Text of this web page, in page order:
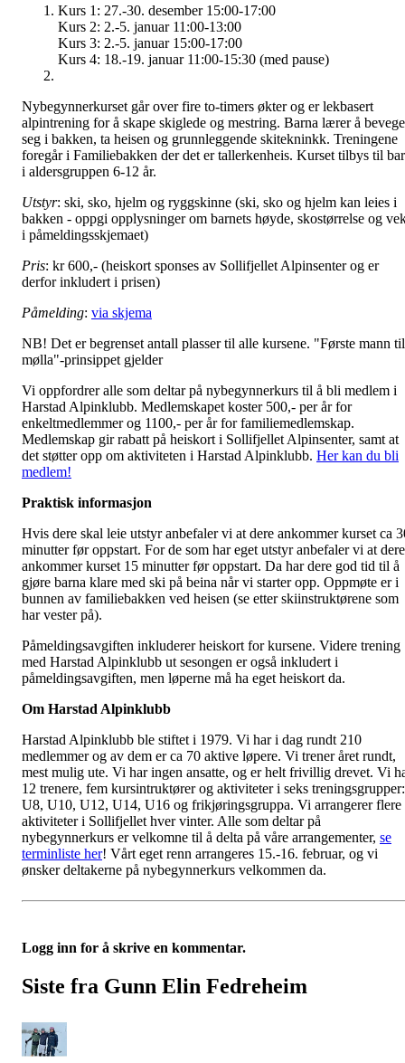
Kurs 1: 27.-30. desember 15:00-17:00
Kurs 2: 2.-5. januar 11:00-13:00
Kurs 3: 2.-5. januar 15:00-17:00
Kurs 4: 18.-19. januar 11:00-15:30 (med pause)
Nybegynnerkurset går over fire to-timers økter og er lekbasert
alpintrening for å skape skiglede og mestring. Barna lærer å bevege
seg i bakken, ta heisen og grunnleggende skitekninkk. Treningene
foregår i Familiebakken der det er tallerkenheis. Kurset tilbys til
i aldersgruppen 6-12 år.
Utstyr: ski, sko, hjelm og ryggskinne (ski, sko og hjelm kan leies i
bakken - oppgi opplysninger om barnets høyde, skostørrelse og
i påmeldingsskjemaet)
Pris: kr 600,- (heiskort sponses av Sollifjellet Alpinsenter og er
derfor inkludert i prisen)
Påmelding: via skjema
NB! Det er begrenset antall plasser til alle kursene. "Første mann til
mølla"-prinsippet gjelder
Vi oppfordrer alle som deltar på nybegynnerkurs til å bli medlem i
Harstad Alpinklubb. Medlemskapet koster 500,- per år for
enkeltmedlemmer og 1100,- per år for familiemedlemskap.
Medlemskap gir rabatt på heiskort i Sollifjellet Alpinsenter, samt at
det støtter opp om aktiviteten i Harstad Alpinklubb. Her kan du bli
medlem!
Praktisk informasjon
Hvis dere skal leie utstyr anbefaler vi at dere ankommer kurset ca
minutter før oppstart. For de som har eget utstyr anbefaler vi at dere
ankommer kurset 15 minutter før oppstart. Da har dere god tid til å
gjøre barna klare med ski på beina når vi starter opp. Oppmøte er i
bunnen av familiebakken ved heisen (se etter skiinstruktørene som
har vester på).
Påmeldingsavgiften inkluderer heiskort for kursene. Videre trening
med Harstad Alpinklubb ut sesongen er også inkludert i
påmeldingsavgiften, men løperne må ha eget heiskort da.
Om Harstad Alpinklubb
Harstad Alpinklubb ble stiftet i 1979. Vi har i dag rundt 210
medlemmer og av dem er ca 70 aktive løpere. Vi trener året rundt,
mest mulig ute. Vi har ingen ansatte, og er helt frivillig drevet. Vi
12 trenere, fem kursintruktører og aktiviteter i seks treningsgrupper:
U8, U10, U12, U14, U16 og frikjøringsgruppa. Vi arrangerer flere
aktiviteter i Sollifjellet hver vinter. Alle som deltar på
nybegynnerkurs er velkomne til å delta på våre arrangementer, se
terminliste her! Vårt eget renn arrangeres 15.-16. februar, og vi
ønsker deltakerne på nybegynnerkurs velkommen da.
Logg inn for å skrive en kommentar.
Siste fra Gunn Elin Fedreheim